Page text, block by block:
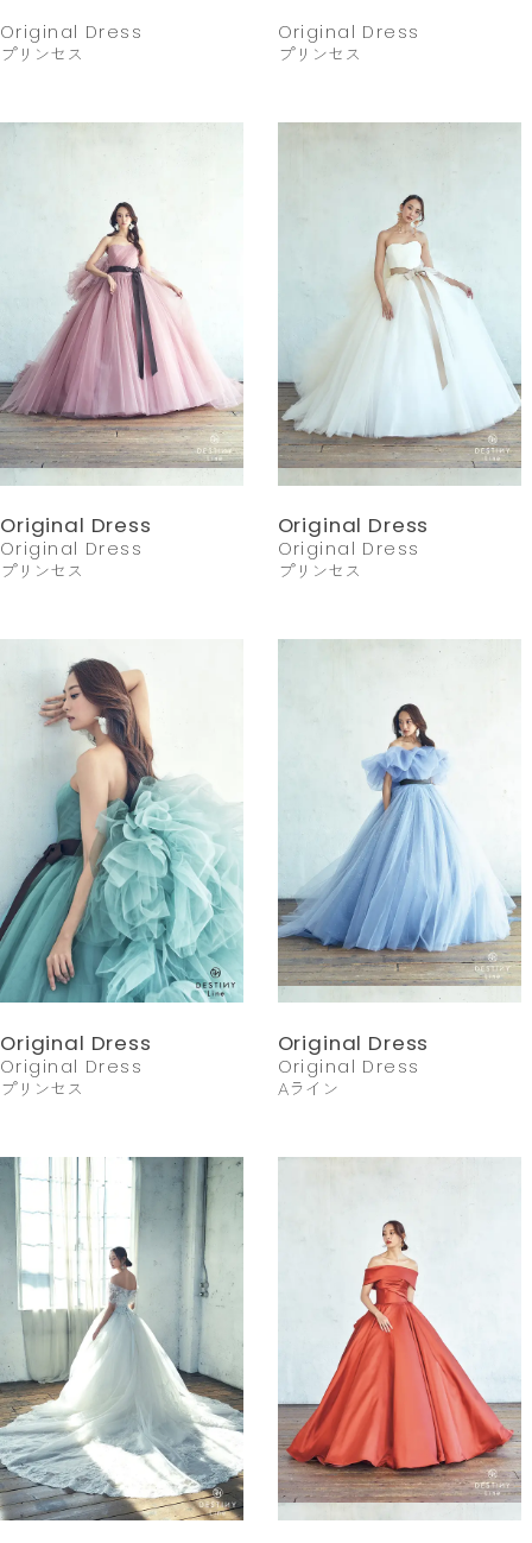
Original Dress
プリンセス
Original Dress
プリンセス
Original Dress
Original Dress
プリンセス
Original Dress
Original Dress
プリンセス
Original Dress
Original Dress
プリンセス
Original Dress
Original Dress
Aライン